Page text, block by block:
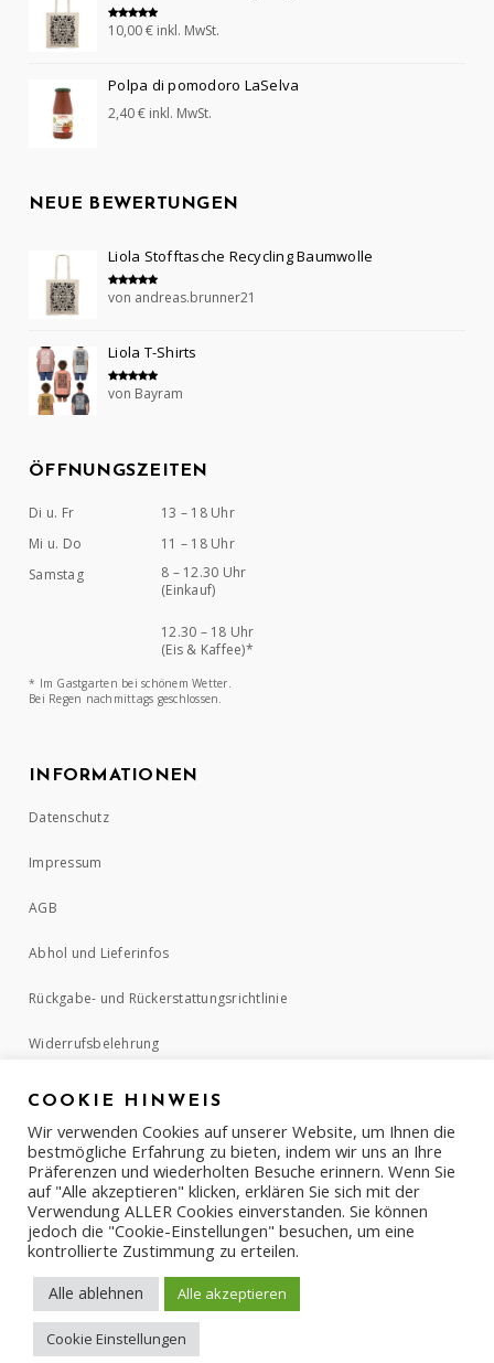
Bewertet mit
5.00
10,00€ inkl. MwSt.
Polpa di pomodoro LaSelva
2,40€ inkl. MwSt.
NEUE BEWERTUNGEN
Liola Stofftasche Recycling Baumwolle
Bewertet mit
von andreas.brunner21
Liola T-Shirts
Bewertet mit
von Bayram
ÖFFNUNGSZEITEN
Di u. Fr
13 – 18 Uhr
Mi u. Do
11 – 18 Uhr
Samstag
8 – 12.30 Uhr
(Einkauf)
12.30 – 18 Uhr
(Eis & Kaffee)*
* Im Gastgarten bei schönem Wetter.
Bei Regen nachmittags geschlossen.
INFORMATIONEN
Datenschutz
Impressum
AGB
Abhol und Lieferinfos
Rückgabe- und Rückerstattungsrichtlinie
Widerrufsbelehrung
ZAHLUNGSMETHODEN
COOKIE HINWEIS
Wir verwenden Cookies auf unserer Website, um Ihnen die
bestmögliche Erfahrung zu bieten, indem wir uns an Ihre
Präferenzen und wiederholten Besuche erinnern. Wenn Sie
auf "Alle akzeptieren" klicken, erklären Sie sich mit der
Verwendung ALLER Cookies einverstanden. Sie können
jedoch die "Cookie-Einstellungen" besuchen, um eine
kontrollierte Zustimmung zu erteilen.
Alle ablehnen Alle akzeptieren
Cookie Einstellungen